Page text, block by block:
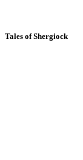
Tales of Shergiock